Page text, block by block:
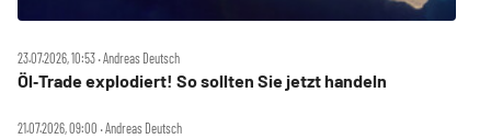
23.07.2026, 10:53 ‧ Andreas Deutsch
Öl‑Trade explodiert! So sollten Sie jetzt handeln
21.07.2026, 09:00 ‧ Andreas Deutsch